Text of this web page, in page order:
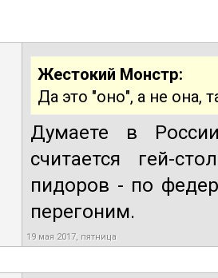
Жестокий Монстр:
Да это "оно", а не она,
Думаете в
считается гей-
пидоров - по
перегоним.
19 мая 2017, пятница